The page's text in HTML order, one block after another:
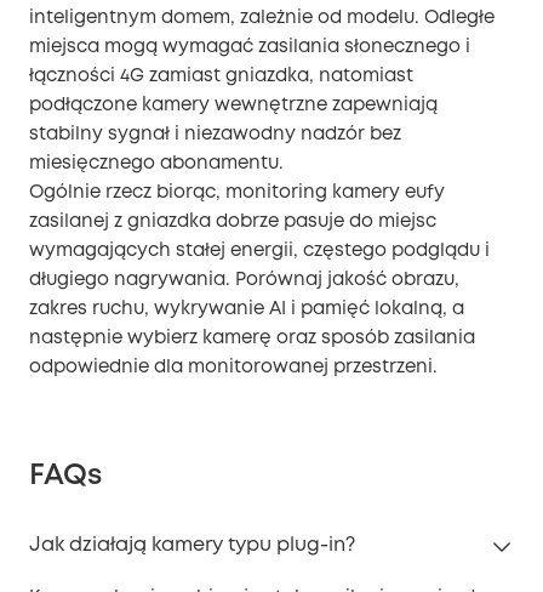
inteligentnym domem, zależnie od modelu. Odległe
miejsca mogą wymagać zasilania słonecznego i
łączności 4G zamiast gniazdka, natomiast
podłączone kamery wewnętrzne zapewniają
stabilny sygnał i niezawodny nadzór bez
miesięcznego abonamentu.
Ogólnie rzecz biorąc, monitoring kamery eufy
zasilanej z gniazdka dobrze pasuje do miejsc
wymagających stałej energii, częstego podglądu i
długiego nagrywania. Porównaj jakość obrazu,
zakres ruchu, wykrywanie AI i pamięć lokalną, a
następnie wybierz kamerę oraz sposób zasilania
odpowiednie dla monitorowanej przestrzeni.
FAQs
Jak działają kamery typu plug-in?